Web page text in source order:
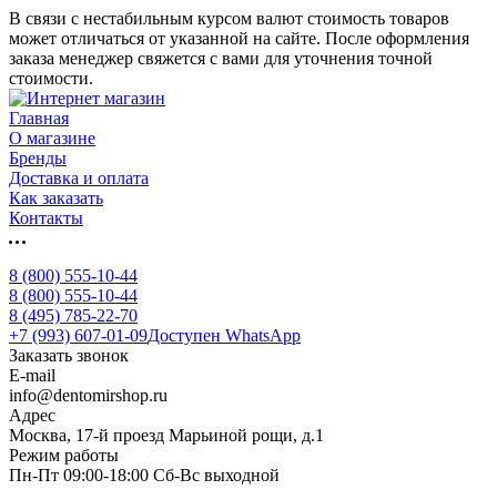
В связи с нестабильным курсом валют стоимость товаров
может отличаться от указанной на сайте. После оформления
заказа менеджер свяжется с вами для уточнения точной
стоимости.
Главная
О магазине
Бренды
Доставка и оплата
Как заказать
Контакты
8 (800) 555-10-44
8 (800) 555-10-44
8 (495) 785-22-70
+7 (993) 607-01-09Доступен WhatsApp
Заказать звонок
E-mail
info@dentomirshop.ru
Адрес
Москва, 17-й проезд Марьиной рощи, д.1
Режим работы
Пн-Пт 09:00-18:00 Сб-Вс выходной